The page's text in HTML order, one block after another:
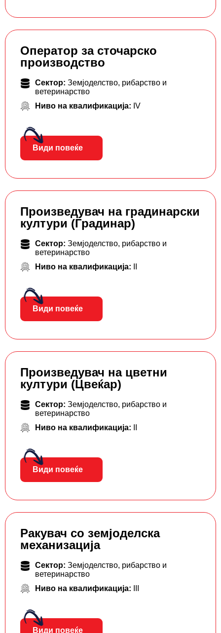
Оператор за сточарско
производство
Сектор: Земјоделство, рибарство и
ветеринарство
Ниво на квалификација: IV
Види повеќе
Произведувач на градинарски
култури (Градинар)
Сектор: Земјоделство, рибарство и
ветеринарство
Ниво на квалификација:
Види повеќе
Произведувач на цветни
култури (Цвеќар)
Сектор: Земјоделство, рибарство и
ветеринарство
Ниво на квалификација:
Види повеќе
Ракувач со земјоделска
механизација
Сектор: Земјоделство, рибарство и
ветеринарство
Ниво на квалификација:
Види повеќе